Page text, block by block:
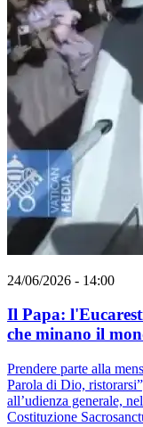
24/06/2026 - 14:00
Il Papa:
che minano il
Prendere parte alla
Parola di Dio,
all’udienza generale,
Costituzione